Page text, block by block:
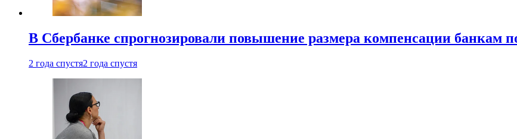
В Сбербанке спрогнозировали повышение размера компенсации банкам
2 года спустя2 года спустя